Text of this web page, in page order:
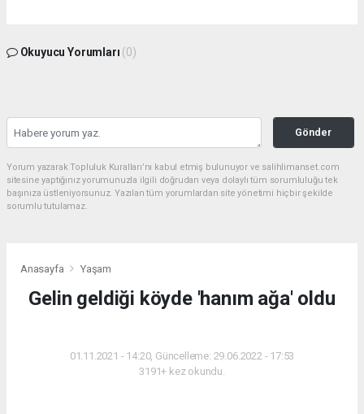
Okuyucu Yorumları (0)
Gönder
Yorum yazarak Topluluk Kuralları’nı kabul etmiş bulunuyor ve salihlimanset.com
sitesine yaptığınız yorumunuzla ilgili doğrudan veya dolaylı tüm sorumluluğu tek
başınıza üstleniyorsunuz. Yazılan tüm yorumlardan site yönetimi hiçbir şekilde
sorumlu tutulamaz.
Anasayfa Yaşam
Gelin geldiği köyde 'hanım ağa' oldu
01.11.2021 - 14:20, Güncelleme: 29.06.2022 - 17:53
3191+ kez okundu.